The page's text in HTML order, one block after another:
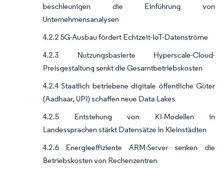
beschleunigen die Einführung von
Unternehmensanalysen
4.2.2 5G-Ausbau fördert Echtzeit-IoT-Datenströme
4.2.3 Nutzungsbasierte Hyperscale-Cloud-
Preisgestaltung senkt die Gesamtbetriebskosten
4.2.4 Staatlich betriebene digitale öffentliche Güter
(Aadhaar, UPI) schaffen neue Data Lakes
4.2.5 Entstehung von KI-Modellen in
Landessprachen stärkt Datensätze in Kleinstädten
4.2.6 Energieeffiziente ARM-Server senken die
Betriebskosten von Rechenzentren